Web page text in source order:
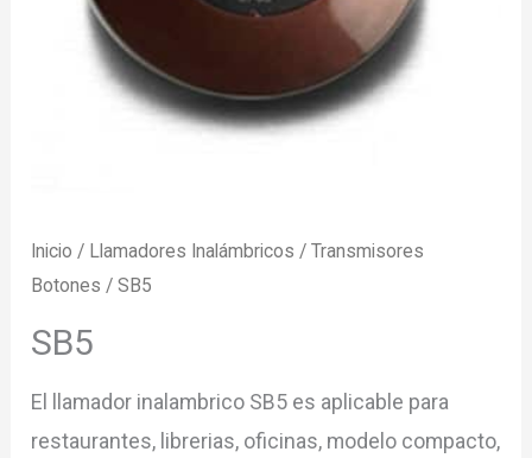
Inicio / Llamadores Inalámbricos /Transmisores
Botones / SB5
SB5
El llamador inalambrico SB5 es aplicable para
restaurantes, librerias, oficinas, modelo compacto,